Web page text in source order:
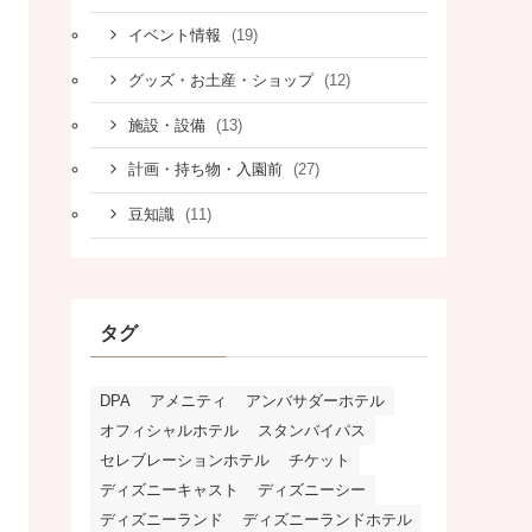
イベント情報 (19)
グッズ・お土産・ショップ (12)
施設・設備 (13)
計画・持ち物・入園前 (27)
豆知識 (11)
タグ
DPA アメニティ
アンバサダーホテル
オフィシャルホテル
スタンバイパス
セレブレーションホテル
チケット
ディズニーキャスト
ディズニーシー
ディズニーランド
ディズニーランドホテル